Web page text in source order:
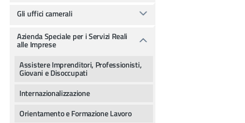
Gli uffici camerali
Azienda Speciale per i Servizi Reali
alle Imprese
Assistere Imprenditori, Professionisti,
Giovani e Disoccupati
Internazionalizzazione
Orientamento e Formazione Lavoro